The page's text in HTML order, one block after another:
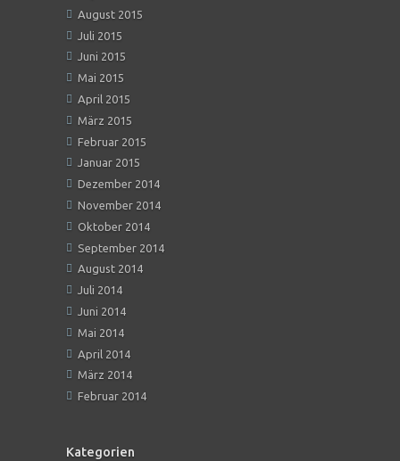
August 2015
Juli 2015
Juni 2015
Mai 2015
April 2015
März 2015
Februar 2015
Januar 2015
Dezember 2014
November 2014
Oktober 2014
September 2014
August 2014
Juli 2014
Juni 2014
Mai 2014
April 2014
März 2014
Februar 2014
Kategorien